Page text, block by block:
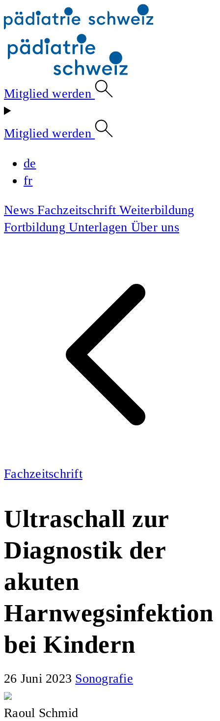
Mitglied werden
Mitglied werden
de
fr
NewsFachzeitschriftWeiterbildung
FortbildungUnterlagen Über uns
Fachzeitschrift
Ultraschall zur
Diagnostik der
akuten
Harnwegsinfektion
bei Kindern
26 Juni 2023 Sonografie
Raoul Schmid